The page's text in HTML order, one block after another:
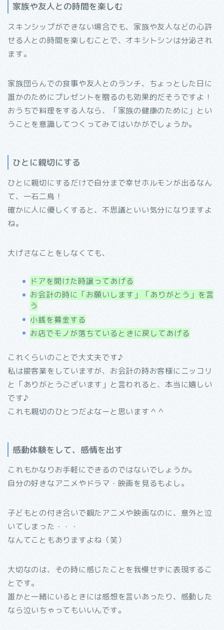
家族や友人との時間を楽しむ
スキンシップができない場合でも、家族や友人などの心許
せる人との時間を楽しむことで、オキシトシンは分泌され
ます。
家族団らんでの食事や友人とのランチ、ちょっとした日に
誰かのためにプレゼントを贈るのも効果的だそうですよ！
おうちで料理をする人なら、「家族の健康のために」とい
うことを意識してつくってみてはいかがでしょうか。
ひとに親切にする
ひとに親切にするだけで自分まで幸せホルモンが出るなん
て、一石二鳥！
確かに人に優しくすると、不思議といい気分になりますよ
ね。
大げさなことをしなくても、
ドアを開けた時譲ってあげる
お会計の時に「お願いします」「ありがとう」を言
う
小銭を募金する
お店でモノが落ちているときに戻してあげる
これくらいのことで大丈夫です♪
私は接客業をしていますが、お会計の時お客様にニッコリ
と「ありがとうございます」と言われると、本当に嬉しい
です♪
これも親切のひとつだよなーと思います＾＾
感動体験をして、感情を出す
これもかなりお手軽にできるのではないでしょうか。
自分の好きなアニメやドラマ・映画を見るもよし。
子どもとの付き合いで観たアニメや映画なのに、意外と泣
いてしまった・・・
なんてこともありますよね（笑）
大切なのは、その時に感じたことを我慢せずに表現するこ
とです。
誰かと一緒にいるときには感想を言いあったり、感動した
なら泣いちゃってもいいんです。